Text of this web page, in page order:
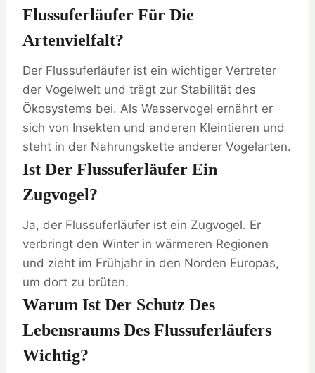
Flussuferläufer Für Die
Artenvielfalt?
Der Flussuferläufer ist ein wichtiger Vertreter
der Vogelwelt und trägt zur Stabilität des
Ökosystems bei. Als Wasservogel ernährt er
sich von Insekten und anderen Kleintieren und
steht in der Nahrungskette anderer Vogelarten.
Ist Der Flussuferläufer Ein
Zugvogel?
Ja, der Flussuferläufer ist ein Zugvogel. Er
verbringt den Winter in wärmeren Regionen
und zieht im Frühjahr in den Norden Europas,
um dort zu brüten.
Warum Ist Der Schutz Des
Lebensraums Des Flussuferläufers
Wichtig?